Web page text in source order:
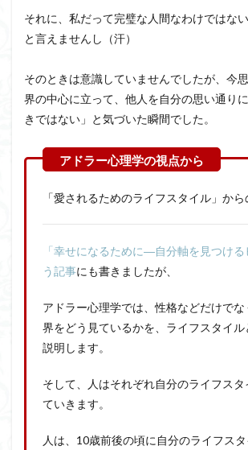
それに、私だって完璧な人間なわけではない
と言えませんし（汗）
そのときは意識していませんでしたが、今
界の中心に立って、他人を自分の思い通り
きではない」と気づいた瞬間でした。
「愛されるためのライフスタイル」から
「幸せになるために―自分軸を見つけ
う記事にも書きましたが、
アドラー心理学では、性格などだけで
界をどう見ているかを、ライフスタイ
説明します。
そして、人はそれぞれ自分のライフスタ
ていきます。
人は、10歳前後の頃に自分のライフス